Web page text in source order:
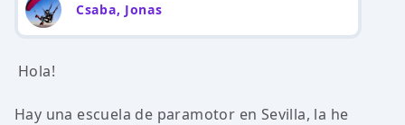
Csaba, Jonas
Hola!
Hay una escuela de paramotor en Sevilla, la he